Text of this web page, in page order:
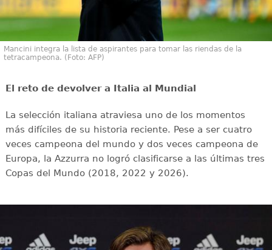
Mancini integra la lista de aspirantes para tomar las riendas de la
tetracampeona. (Foto: AFP)
El reto de devolver a Italia al Mundial
La selección italiana atraviesa uno de los momentos
más difíciles de su historia reciente. Pese a ser cuatro
veces campeona del mundo y dos veces campeona de
Europa, la Azzurra no logró clasificarse a las últimas tres
Copas del Mundo (2018, 2022 y 2026).